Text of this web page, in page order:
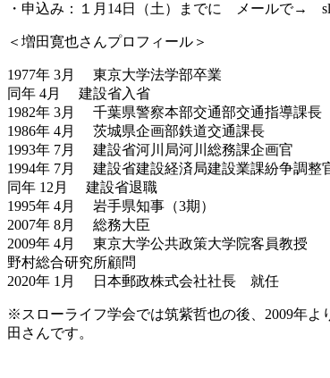
・申込み：１月14日（土）までに メールで→
＜増田寛也さんプロフィール＞
1977年 3月 東京大学法学部卒業
同年 4月 建設省入省
1982年 3月 千葉県警察本部交通部交通指導課長
1986年 4月 茨城県企画部鉄道交通課長
1993年 7月 建設省河川局河川総務課企画官
1994年 7月 建設省建設経済局建設業課紛争調整
同年 12月 建設省退職
1995年 4月 岩手県知事（3期）
2007年 8月 総務大臣
2009年 4月 東京大学公共政策大学院客員教授
野村総合研究所顧問
2020年 1月 日本郵政株式会社社長 就任
※スローライフ学会では筑紫哲也の後、2009年よ
田さんです。